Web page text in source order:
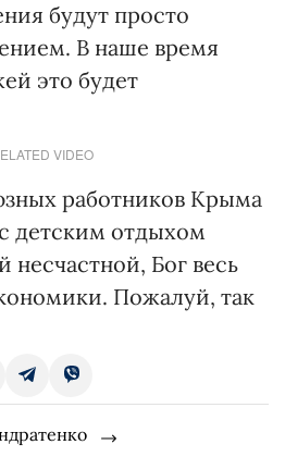
будут просто
В наше время
это будет
VIDEO
работников Крыма
детским отдыхом
несчастной, Бог весь
Пожалуй, так